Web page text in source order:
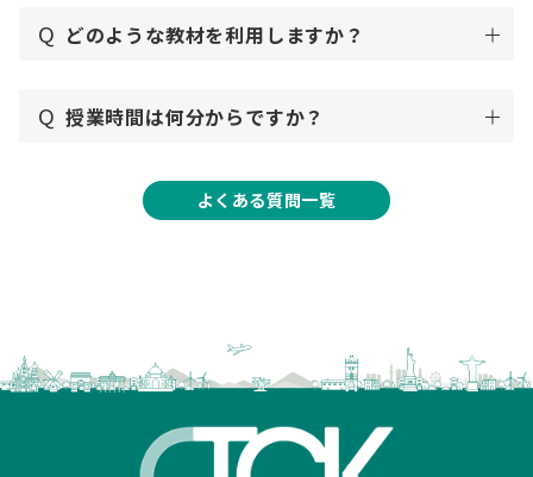
Q どのような教材を利用しますか？
Q 授業時間は何分からですか？
よくある質問一覧